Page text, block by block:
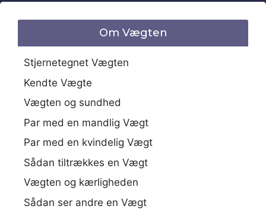
Om Vægten
Stjernetegnet Vægten
Kendte Vægte
Vægten og sundhed
Par med en mandlig Vægt
Par med en kvindelig Vægt
Sådan tiltrækkes en Vægt
Vægten og kærligheden
Sådan ser andre en Vægt